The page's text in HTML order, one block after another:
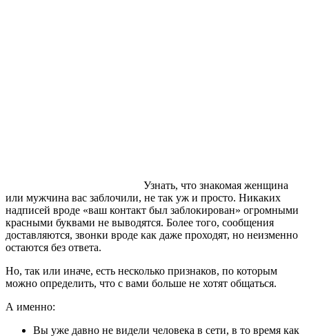
Узнать, что знакомая женщина
или мужчина вас заблочили, не так уж и просто. Никаких
надписей вроде «ваш контакт был заблокирован» огромными
красными буквами не выводятся. Более того, сообщения
доставляются, звонки вроде как даже проходят, но неизменно
остаются без ответа.
Но, так или иначе, есть несколько признаков, по которым
можно определить, что с вами больше не хотят общаться.
А именно:
Вы уже давно не видели человека в сети, в то время как